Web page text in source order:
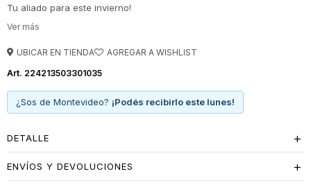
Tu aliado para este invierno!
UBICAR EN TIENDA
224213503301035
¿Sos de Montevideo? ¡Podés recibirlo este lunes!
DETALLE
ENVÍOS Y DEVOLUCIONES